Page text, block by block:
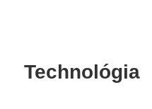
Technológia